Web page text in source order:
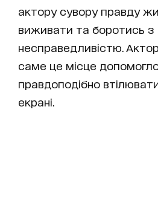
актору сувору правду
виживати та боротись з
несправедливістю.
саме це місце
правдоподібно
екрані.